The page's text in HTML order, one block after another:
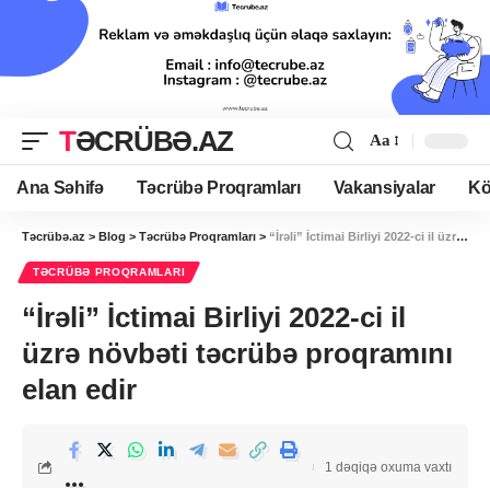
TƏCRÜBƏ.AZ Aa
Ana Səhifə Təcrübə Proqramları Vakansiyalar
Təcrübə.az > Blog > Təcrübə Proqramları > “İrəli” İctimai Birliyi 2022-ci il üzrə növbəti təcrübə proqramını elan edir
TƏCRÜBƏ PROQRAMLARI
“İrəli” İctimai Birliyi 2022-ci il
üzrə növbəti təcrübə proqramını
elan edir
1 dəqiqə oxuma vaxtı